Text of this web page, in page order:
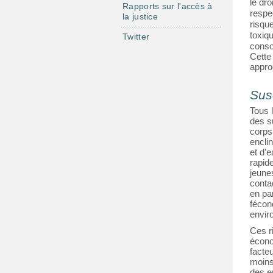
le
Cette
Tous
des
et
en
Ces
Rapports sur l'accès à
la justice
Twitter